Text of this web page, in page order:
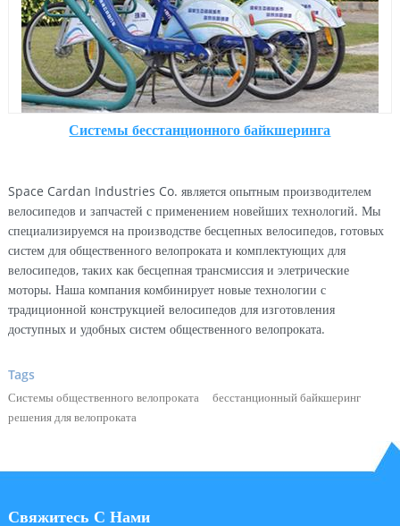
Системы бесстанционного байкшеринга
Space Cardan Industries Co. является опытным производителем
велосипедов и запчастей с применением новейших технологий. Мы
специализируемся на производстве бесцепных велосипедов, готовых
систем для общественного велопроката и комплектующих для
велосипедов, таких как бесцепная трансмиссия и элетрические
моторы. Наша компания комбинирует новые технологии с
традиционной конструкцией велосипедов для изготовления
доступных и удобных систем общественного велопроката.
Tags
Системы общественного велопроката
бесстанционный байкшеринг
решения для велопроката
Свяжитесь С Нами